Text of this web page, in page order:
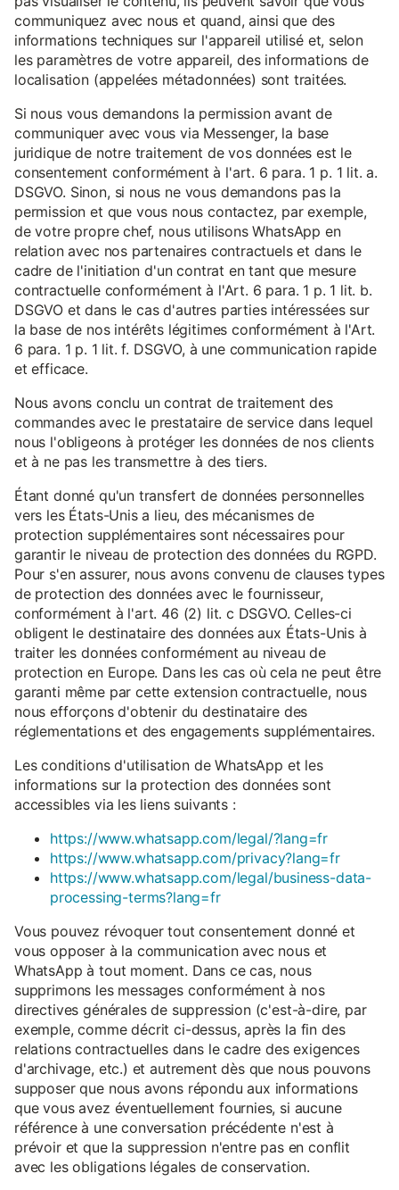
communiquez avec nous et quand, ainsi que des
informations techniques sur l'appareil utilisé et, selon
les paramètres de votre appareil, des informations de
localisation (appelées métadonnées) sont traitées.
Si nous vous demandons la permission avant de
communiquer avec vous via Messenger, la base
juridique de notre traitement de vos données est le
consentement conformément à l'art. 6 para. 1 p. 1 lit. a.
DSGVO. Sinon, si nous ne vous demandons pas la
permission et que vous nous contactez, par exemple,
de votre propre chef, nous utilisons WhatsApp en
relation avec nos partenaires contractuels et dans le
cadre de l'initiation d'un contrat en tant que mesure
contractuelle conformément à l'Art. 6 para. 1 p. 1 lit. b.
DSGVO et dans le cas d'autres parties intéressées sur
la base de nos intérêts légitimes conformément à l'Art.
6 para. 1 p. 1 lit. f. DSGVO, à une communication rapide
et efficace.
Nous avons conclu un contrat de traitement des
commandes avec le prestataire de service dans lequel
nous l'obligeons à protéger les données de nos clients
et à ne pas les transmettre à des tiers.
Étant donné qu'un transfert de données personnelles
vers les États-Unis a lieu, des mécanismes de
protection supplémentaires sont nécessaires pour
garantir le niveau de protection des données du RGPD.
Pour s'en assurer, nous avons convenu de clauses types
de protection des données avec le fournisseur,
conformément à l'art. 46 (2) lit. c DSGVO. Celles-ci
obligent le destinataire des données aux États-Unis à
traiter les données conformément au niveau de
protection en Europe. Dans les cas où cela ne peut être
garanti même par cette extension contractuelle, nous
nous efforçons d'obtenir du destinataire des
réglementations et des engagements supplémentaires.
Les conditions d'utilisation de WhatsApp et les
informations sur la protection des données sont
accessibles via les liens suivants :
https://www.whatsapp.com/legal/?lang=fr
https://www.whatsapp.com/privacy?lang=fr
https://www.whatsapp.com/legal/business-data-
processing-terms?lang=fr
Vous pouvez révoquer tout consentement donné et
vous opposer à la communication avec nous et
WhatsApp à tout moment. Dans ce cas, nous
supprimons les messages conformément à nos
directives générales de suppression (c'est-à-dire, par
exemple, comme décrit ci-dessus, après la fin des
relations contractuelles dans le cadre des exigences
d'archivage, etc.) et autrement dès que nous pouvons
supposer que nous avons répondu aux informations
que vous avez éventuellement fournies, si aucune
référence à une conversation précédente n'est à
prévoir et que la suppression n'entre pas en conflit
avec les obligations légales de conservation.